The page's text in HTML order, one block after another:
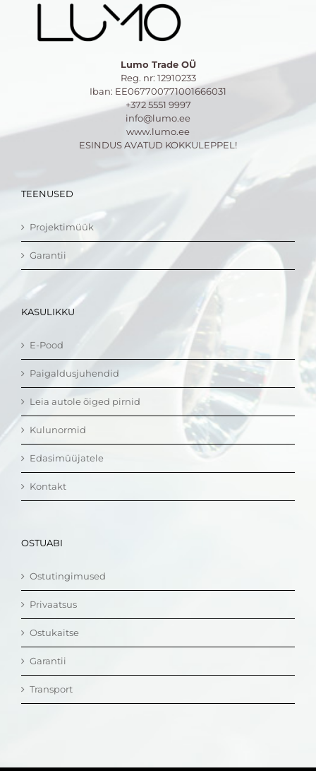
Lumo Trade OÜ
Reg. nr: 12910233
Iban: EE067700771001666031
+372 5551 9997
info@lumo.ee
www.lumo.ee
ESINDUS AVATUD KOKKULEPPEL!
TEENUSED
Projektimüük
Garantii
KASULIKKU
E-Pood
Paigaldusjuhendid
Leia autole õiged pirnid
Kulunormid
Edasimüüjatele
Kontakt
OSTUABI
Ostutingimused
Privaatsus
Ostukaitse
Garantii
Transport